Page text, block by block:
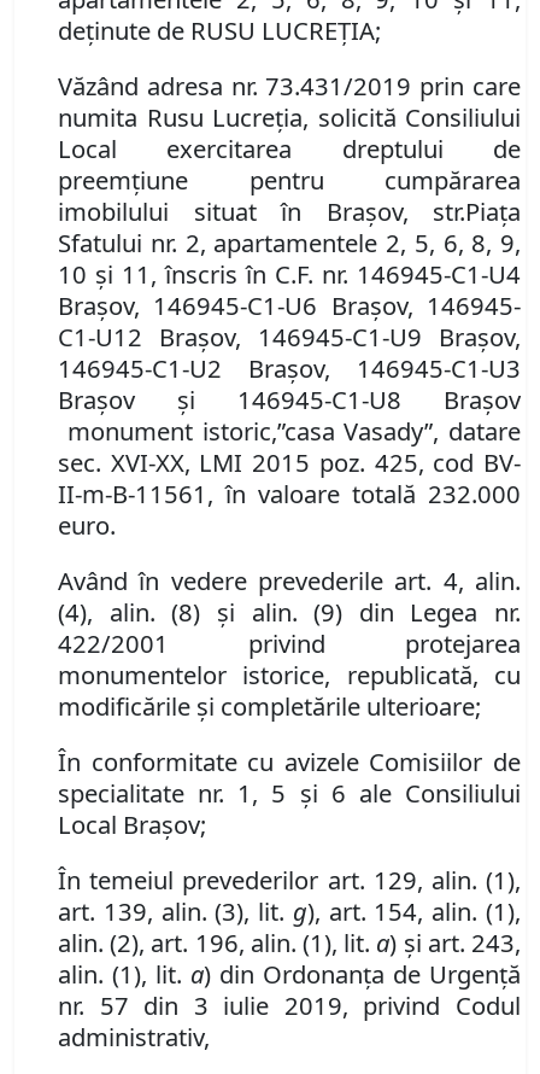
deţinute de RUSU LUCREŢIA;
Văzând adresa nr.73.431/2019 prin care
numita Rusu Lucreţia, solicită Consiliului
Local exercitarea dreptului de
preemţiune pentru cumpărarea
imobilului situat în Braşov, str.Piaţa
Sfatului nr. 2, apartamentele 2, 5, 6, 8, 9,
10 şi 11, înscris în C.F. nr. 146945-C1-U4
Braşov, 146945-C1-U6 Braşov, 146945-
C1-U12 Braşov, 146945-C1-U9 Braşov,
146945-C1-U2 Braşov, 146945-C1-U3
Braşov şi 146945-C1-U8 Braşov
monument istoric,”casa Vasady”, datare
sec. XVI-XX, LMI 2015 poz. 425, cod BV-
II-m-B-11561, în valoare totală 232.000
euro.
Având în vedere prevederile art. 4, alin.
(4), alin. (8) şi alin. (9) din Legea nr.
422/2001 privind protejarea
monumentelor istorice, republicată, cu
modificările şi completările ulterioare;
În conformitate cu avizele Comisiilor de
specialitate nr. 1, 5 și 6 ale Consiliului
Local Brașov;
În temeiul prevederilor art. 129, alin. (1),
art. 139, alin.(3), lit. g), art. 154, alin. (1),
alin. (2), art. 196, alin. (1), lit. a) și art. 243,
alin. (1), lit. a) din Ordonanța de Urgență
nr. 57 din 3 iulie 2019, privind Codul
administrativ,